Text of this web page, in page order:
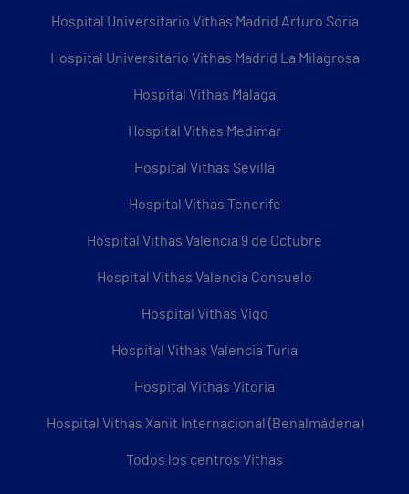
Hospital Universitario Vithas Madrid Arturo Soria
Hospital Universitario Vithas Madrid La Milagrosa
Hospital Vithas Málaga
Hospital Vithas Medimar
Hospital Vithas Sevilla
Hospital Vithas Tenerife
Hospital Vithas Valencia 9 de Octubre
Hospital Vithas Valencia Consuelo
Hospital Vithas Vigo
Hospital Vithas Valencia Turia
Hospital Vithas Vitoria
Hospital Vithas Xanit Internacional (Benalmádena)
Todos los centros Vithas